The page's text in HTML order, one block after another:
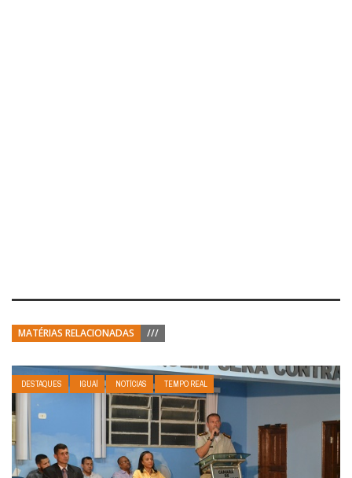
MATÉRIAS RELACIONADAS ///
DESTAQUES IGUAÍ NOTÍCIAS TEMPO REAL